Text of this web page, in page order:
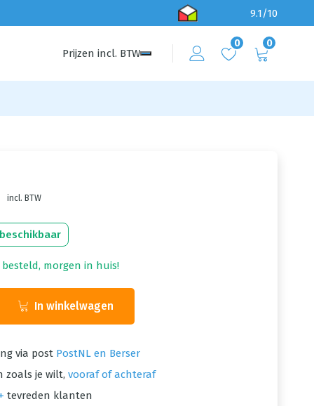
9.1/10
Prijzen incl. BTW
0 0
incl. BTW
besteld, morgen in huis!
In winkelwagen
via post PostNL en Berser
zoals je wilt, vooraf of achteraf
tevreden klanten